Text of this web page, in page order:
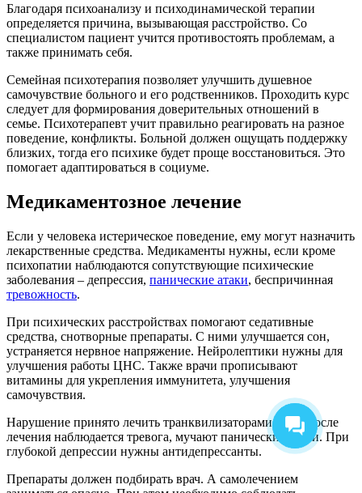
Благодаря психоанализу и психодинамической терапии
определяется причина, вызывающая расстройство. Со
специалистом пациент учится противостоять проблемам, а
также принимать себя.
Семейная психотерапия позволяет улучшить душевное
самочувствие больного и его родственников. Проходить курс
следует для формирования доверительных отношений в
семье. Психотерапевт учит правильно реагировать на разное
поведение, конфликты. Больной должен ощущать поддержку
близких, тогда его психике будет проще восстановиться. Это
помогает адаптироваться в социуме.
Медикаментозное лечение
Если у человека истерическое поведение, ему могут назначить
лекарственные средства. Медикаменты нужны, если кроме
психопатии наблюдаются сопутствующие психические
заболевания – депрессия, панические атаки, беспричинная
тревожность.
При психических расстройствах помогают седативные
средства, снотворные препараты. С ними улучшается сон,
устраняется нервное напряжение. Нейролептики нужны для
улучшения работы ЦНС. Также врачи прописывают
витамины для укрепления иммунитета, улучшения
самочувствия.
Нарушение принято лечить транквилизаторами, если после
лечения наблюдается тревога, мучают панические атаки. При
глубокой депрессии нужны антидепрессанты.
Препараты должен подбирать врач. А самолечением